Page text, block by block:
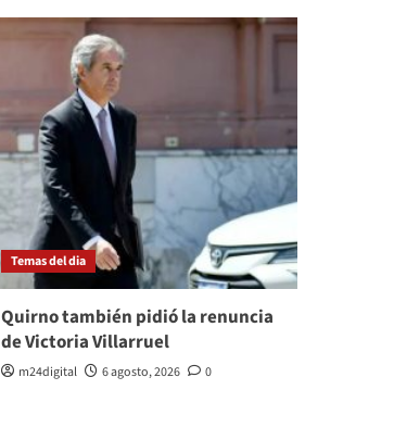
Temas del dia
Quirno también pidió la renuncia
de Victoria Villarruel
m24digital 6 agosto, 2026 0